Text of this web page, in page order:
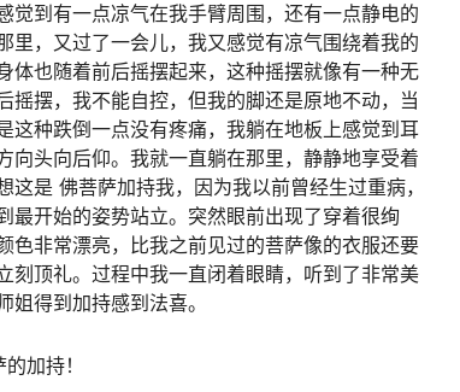
觉到有一点凉气在我手臂周围，还有一点静电的
里，又过了一会儿，我又感觉有凉气围绕着我的
体也随着前后摇摆起来，这种摇摆就像有一种无
摆，我不能自控，但我的脚还是原地不动，当
这种跌倒一点没有疼痛，我躺在地板上感觉到耳
向头向后仰。我就一直躺在那里，静静地享受着
是 佛菩萨加持我，因为我以前曾经生过重病，
最开始的姿势站立。突然眼前出现了穿着很绚
色非常漂亮，比我之前见过的菩萨像的衣服还要
刻顶礼。过程中我一直闭着眼睛，听到了非常美
得到加持感到法喜。
加持！